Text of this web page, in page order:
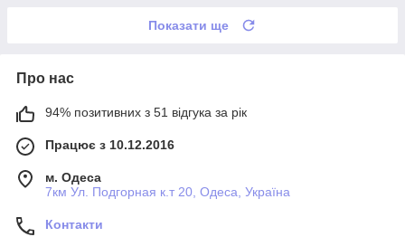
Показати ще
Про нас
94% позитивних з 51 відгука за рік
Працює з 10.12.2016
м. Одеса
7км Ул. Подгорная к.т 20, Одеса, Україна
Контакти